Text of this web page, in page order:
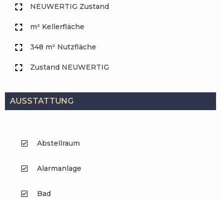
NEUWERTIG Zustand
m² Kellerfläche
348 m² Nutzfläche
Zustand NEUWERTIG
AUSSTATTUNG
Abstellraum
Alarmanlage
Bad